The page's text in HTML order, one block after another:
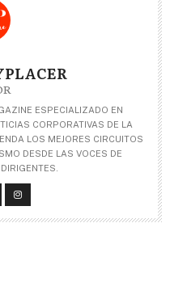
ESPECIALIZADO EN
CORPORATIVAS DE LA
LOS MEJORES CIRCUITOS
DESDE LAS VOCES DE